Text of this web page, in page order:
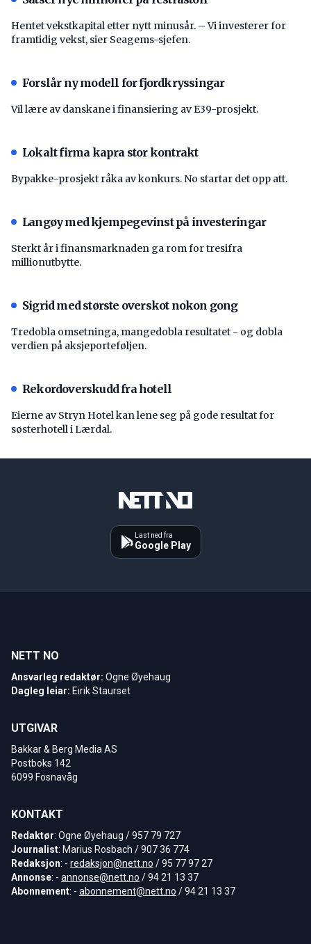
Hentet vekstkapital etter nytt minusår. – Vi investerer for
framtidig vekst, sier Seagems-sjefen.
Forslår ny modell for fjordkryssingar
Vil lære av danskane i finansiering av E39-prosjekt.
Lokalt firma kapra stor kontrakt
Bypakke-prosjekt råka av konkurs. No startar det opp att.
Langøy med kjempegevinst på investeringar
Sterkt år i finansmarknaden ga rom for tresifra
millionutbytte.
Sigrid med største overskot nokon gong
Tredobla omsetninga, mangedobla resultatet - og dobla
verdien på aksjeporteføljen.
Rekordoverskudd fra hotell
Eierne av Stryn Hotel kan lene seg på gode resultat for
søsterhotell i Lærdal.
Last ned fra
Google Play
NETT NO
Ansvarleg redaktør: Ogne Øyehaug
Dagleg leiar: Eirik Staurset
UTGIVAR
Bakkar & Berg Media AS
Postboks 142
6099 Fosnavåg
KONTAKT
Redaktør: Ogne Øyehaug / 957 79 727
Journalist: Marius Rosbach / 907 36 774
Redaksjon: - redaksjon@nett.no / 95 77 97 27
Annonse: - annonse@nett.no / 94 21 13 37
Abonnement: - abonnement@nett.no / 94 21 13 37